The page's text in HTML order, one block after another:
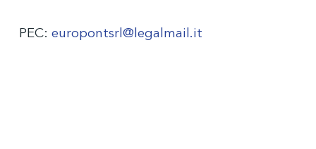
PEC: europontsrl@legalmail.it